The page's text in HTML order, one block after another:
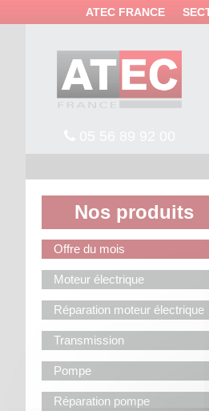
ATEC FRANCE
Nos produits
Offre du mois
Moteur électrique
Réparation moteur électrique
Transmission
Pompe
Réparation pompe
Panneau de gestion des cookies